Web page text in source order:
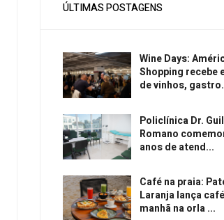
ÚLTIMAS POSTAGENS
Wine Days:
Shopping recebe
de vinhos,
Policlínica Dr.
Romano
anos de atend...
Café na praia:
Laranja lança
manhã na orla ...